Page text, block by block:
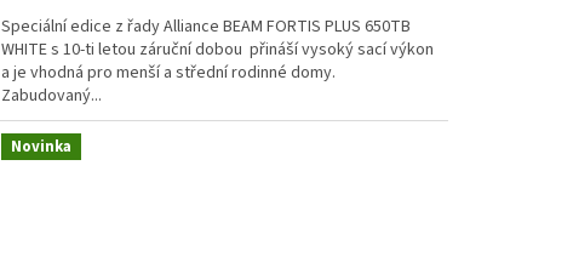
Speciální edice z řady Alliance BEAM FORTIS PLUS 650TB
WHITE s 10-ti letou záruční dobou přináší vysoký sací výkon
a je vhodná pro menší a střední rodinné domy.
Zabudovaný...
Novinka